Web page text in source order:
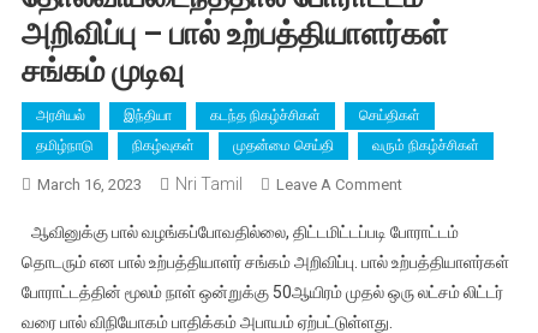
அறிவிப்பு – பால் உற்பத்தியாளர்கள்
சங்கம் முடிவு
அரசியல் இந்தியா கடந்த நிகழ்ச்சிகள்
செய்திகள்
தமிழ்நாடு
நிகழ்வுகள் முதன்மை செய்தி வரும் நிகழ்ச்சிகள்
March 16, 2023 Nri Tamil Leave A CommentOn
கொள்முதல்
விலையை
உயர்த்த
ஆவினுக்கு பால் வழங்கப்போவதில்லை, திட்டமிட்டப்படி போராட்டம்
தொடரும் என பால் உற்பத்தியாளர் சங்கம் அறிவிப்பு. பால் உற்பத்தியாளர்கள்
போராட்டத்தின் மூலம் நாள் ஒன்றுக்கு 50ஆயிரம் முதல் ஒரு லட்சம் லிட்டர்
வரை பால் விநியோகம் பாதிக்கம் அபாயம் ஏற்பட்டுள்ளது.